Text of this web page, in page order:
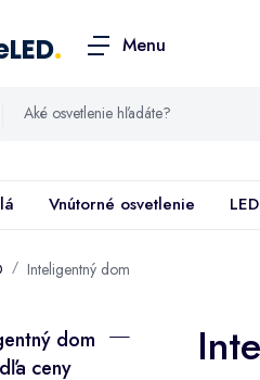
. Menu
Vnútorné osvetlenie
Inteligentný dom
dom
ceny